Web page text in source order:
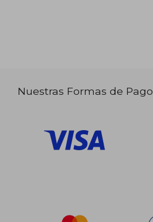
Nuestras Formas de Pago